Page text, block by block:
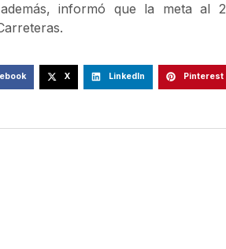
informó que la meta al
X LinkedIn Pinterest